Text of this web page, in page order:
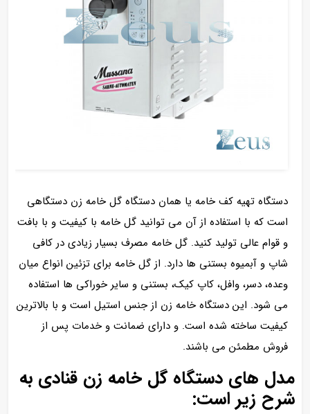
دستگاه تهیه کف خامه یا همان دستگاه گل خامه زن دستگاهی
است که با استفاده از آن می توانید گل خامه با کیفیت و با بافت
و قوام عالی تولید کنید. گل خامه مصرف بسیار زیادی در کافی
شاپ و آبمیوه بستنی ها دارد. از گل خامه برای تزئین انواع میان
وعده، دسر، وافل، کاپ کیک، بستنی و سایر خوراکی ها استفاده
می شود. این دستگاه خامه زن از جنس استیل است و با بالاترین
کیفیت ساخته شده است. و دارای ضمانت و خدمات پس از
فروش مطمئن می باشند.
مدل های دستگاه گل خامه زن قنادی به
شرح زیر است: